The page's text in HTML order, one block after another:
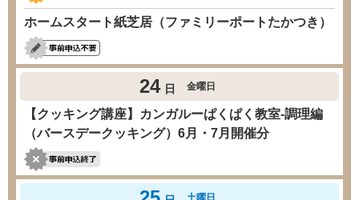
ホームスタート紙芝居（ファミリーポートたかつき）
24 日 金曜日
【クッキング講座】カンガルーぱくぱく教室-調理編
（バースデークッキング）6月・7月開催分
土曜日